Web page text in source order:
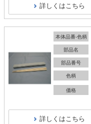
詳しくはこちら
本体品番-色柄
部品名
部品番号
色柄
価格
詳しくはこちら